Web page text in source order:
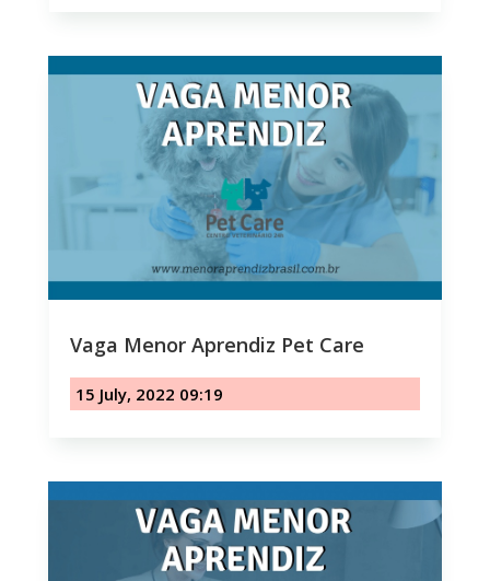
Vaga Menor Aprendiz Pet Care
15 July, 2022 09:19